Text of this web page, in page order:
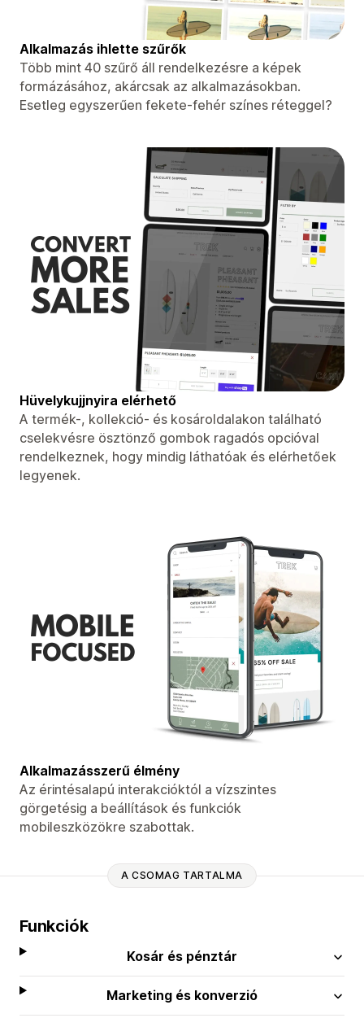
Alkalmazás ihlette szűrők
Több mint 40 szűrő áll rendelkezésre a képek
formázásához, akárcsak az alkalmazásokban.
Esetleg egyszerűen fekete-fehér színes réteggel?
Hüvelykujjnyira elérhető
A termék-, kollekció- és kosároldalakon található
cselekvésre ösztönző gombok ragadós opcióval
rendelkeznek, hogy mindig láthatóak és elérhetőek
legyenek.
Alkalmazásszerű élmény
Az érintésalapú interakcióktól a vízszintes
görgetésig a beállítások és funkciók
mobileszközökre szabottak.
A CSOMAG TARTALMA
Funkciók
Kosár és pénztár
Marketing és konverzió